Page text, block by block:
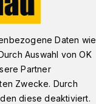
Daten wie
Auswahl von OK
Partner
Zwecke. Durch
diese deaktiviert.